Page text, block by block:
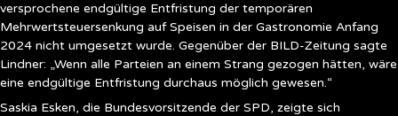
versprochene endgültige Entfristung der temporären
Mehrwertsteuersenkung auf Speisen in der Gastronomie Anfang
2024 nicht umgesetzt wurde. Gegenüber der BILD-Zeitung sagte
Lindner: „Wenn alle Parteien an einem Strang gezogen hätten, wäre
eine endgültige Entfristung durchaus möglich gewesen.“
Saskia Esken, die Bundesvorsitzende der SPD, zeigte sich